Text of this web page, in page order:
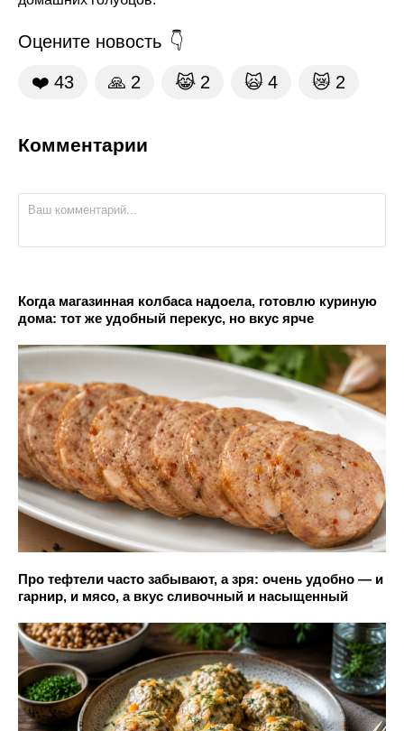
Оцените новость
❤️ 43 🙏 2 😹 2 🙀 4 😿 2
Комментарии
Когда магазинная колбаса надоела, готовлю куриную
дома: тот же удобный перекус, но вкус ярче
Про тефтели часто забывают, а зря: очень удобно — и
гарнир, и мясо, а вкус сливочный и насыщенный